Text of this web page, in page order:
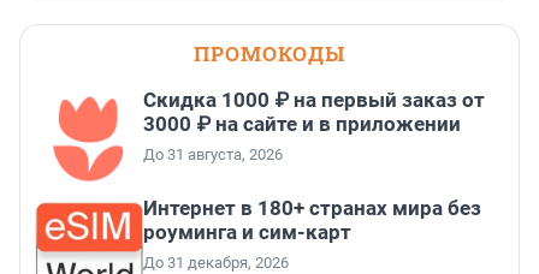
ПРОМОКОДЫ
Скидка 1000 ₽ на первый заказ от
3000 ₽ на сайте и в приложении
До 31 августа, 2026
Интернет в 180+ странах мира без
роуминга и сим-карт
До 31 декабря, 2026